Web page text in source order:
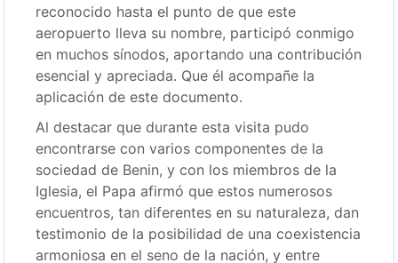
reconocido hasta el punto de que este
aeropuerto lleva su nombre, participó conmigo
en muchos sínodos, aportando una contribución
esencial y apreciada. Que él acompañe la
aplicación de este documento.
Al destacar que durante esta visita pudo
encontrarse con varios componentes de la
sociedad de Benin, y con los miembros de la
Iglesia, el Papa afirmó que estos numerosos
encuentros, tan diferentes en su naturaleza, dan
testimonio de la posibilidad de una coexistencia
armoniosa en el seno de la nación, y entre